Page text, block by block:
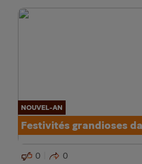
NOUVEL-AN
Festivités grandioses
0 0